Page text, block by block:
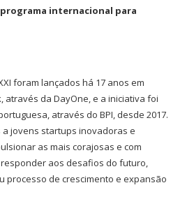
internacional para
foram lançados há 17 anos em
através da DayOne, e a iniciativa foi
através do BPI, desde 2017.
jovens startups inovadoras e
as mais corajosas e com
aos desafios do futuro,
processo de crescimento e expansão